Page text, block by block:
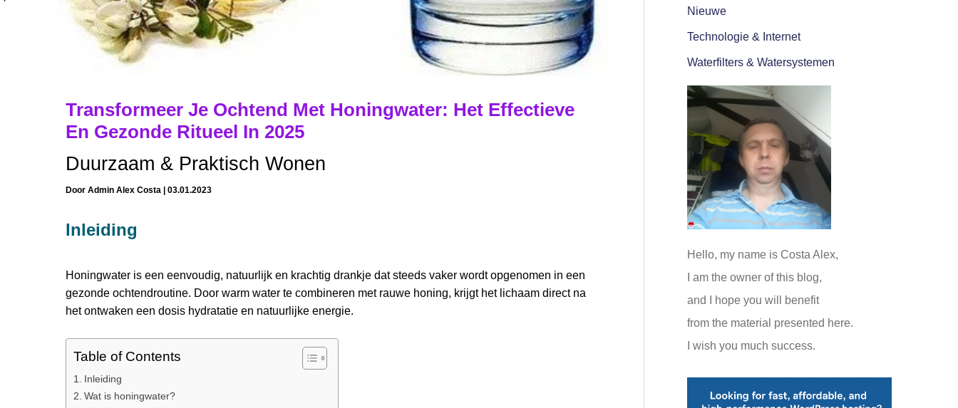
Transformeer Je Ochtend Met Honingwater: Het Effectieve
En Gezonde Ritueel In 2025
Duurzaam & Praktisch Wonen
Door Admin Alex Costa 03.01.2023
Inleiding
Honingwater is een eenvoudig, natuurlijk en krachtig drankje dat steeds vaker wordt opgenomen in een
gezonde ochtendroutine. Door warm water te combineren met rauwe honing, krijgt het lichaam direct na
het ontwaken een dosis hydratatie en natuurlijke energie.
Table of Contents
Inleiding
Wat is honingwater?
Nieuwe
Technologie & Internet
Waterfilters & Watersystemen
Hello, my name is Costa Alex,
I am the owner of this blog,
and I hope you will benefit
from the material presented here.
I wish you much success.